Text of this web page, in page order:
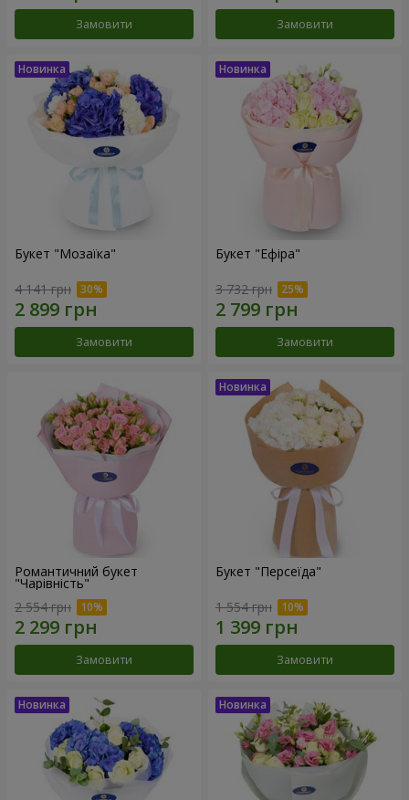
Замовити Замовити
Букет "Мозаїка"
4 141 грн
Замовити
Букет "Ефіра"
3 732 грн
Замовити
Романтичний букет
"Чарівність"
2 554 грн
Замовити
Букет "Персеїда"
1 554 грн
Замовити